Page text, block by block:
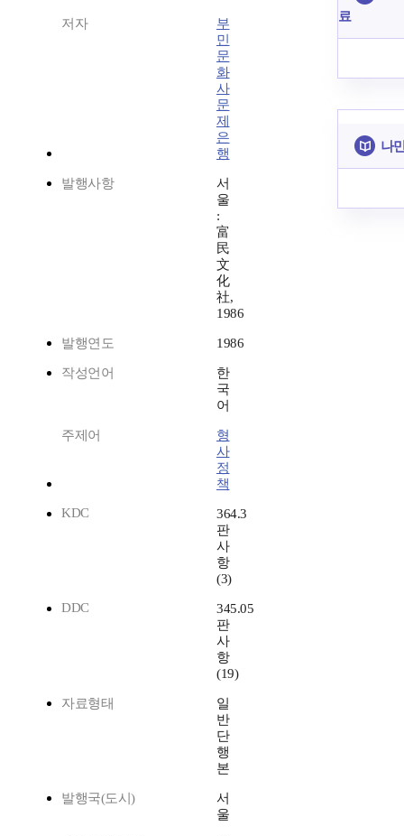
저자
부
민
문
화
사
문
제
은
행
발행사항
서
울
:
富
民
文
化
社,
1986
발행연도 1986
작성언어
한
국
어
주제어
형
사
정
책
KDC
364.3
판
사
항
(3)
DDC
345.05
판
사
항
(19)
자료형태
일
반
단
행
본
발행국(도시)
서
울
료
나